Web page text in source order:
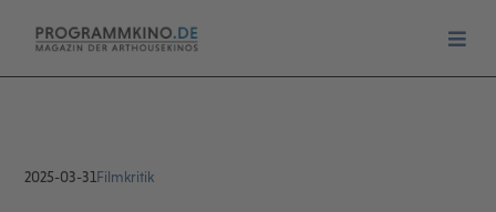
2025-03-31Filmkritik